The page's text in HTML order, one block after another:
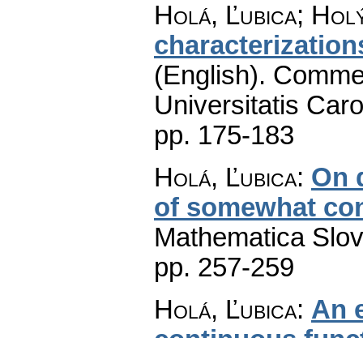
Holá, Ľubica;
(English).
Universitatis
pp. 175-183
Holá, Ľubica: On
of somewhat
Mathematica
pp. 257-259
Holá, Ľubica: An